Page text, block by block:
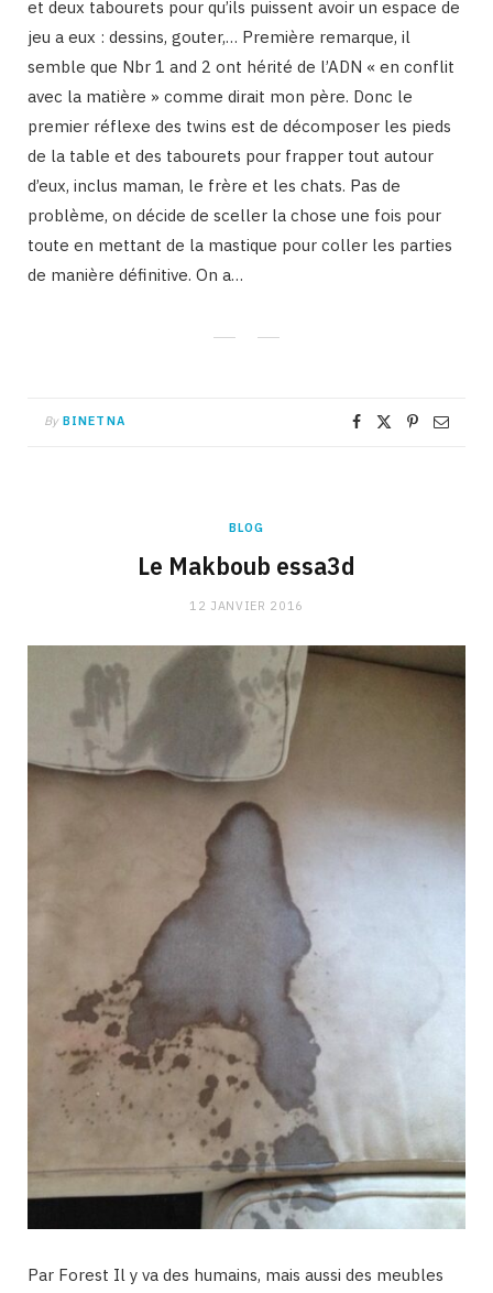
et deux tabourets pour qu’ils puissent avoir un espace de
jeu a eux : dessins, gouter,… Première remarque, il
semble que Nbr 1 and 2 ont hérité de l’ADN « en conflit
avec la matière » comme dirait mon père. Donc le
premier réflexe des twins est de décomposer les pieds
de la table et des tabourets pour frapper tout autour
d’eux, inclus maman, le frère et les chats. Pas de
problème, on décide de sceller la chose une fois pour
toute en mettant de la mastique pour coller les parties
de manière définitive. On a…
By BINETNA
BLOG
Le Makboub essa3d
12 JANVIER 2016
Par Forest Il y va des humains, mais aussi des meubles